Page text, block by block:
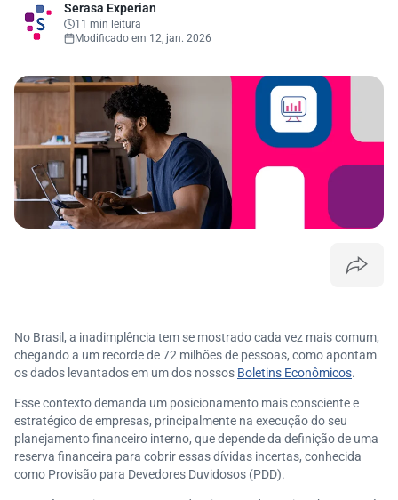
Serasa Experian
11 min leitura
Modificado em 12, jan. 2026
No Brasil, a inadimplência tem se mostrado cada vez mais comum,
chegando a um recorde de 72 milhões de pessoas, como apontam
os dados levantados em um dos nossos Boletins Econômicos.
Esse contexto demanda um posicionamento mais consciente e
estratégico de empresas, principalmente na execução do seu
planejamento financeiro interno, que depende da definição de uma
reserva financeira para cobrir essas dívidas incertas, conhecida
como Provisão para Devedores Duvidosos (PDD).